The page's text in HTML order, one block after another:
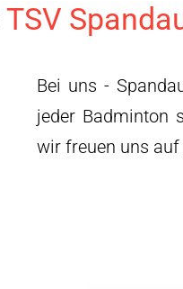
TSV
Bei uns -
jeder Badminton
wir freuen uns auf